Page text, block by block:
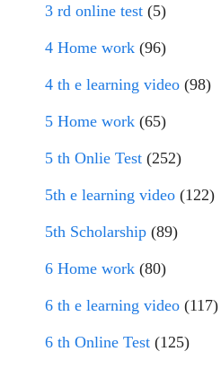
3 rd online test (5)
4 Home work (96)
4 th e learning video (98)
5 Home work (65)
5 th Onlie Test (252)
5th e learning video (122)
5th Scholarship (89)
6 Home work (80)
6 th e learning video (117)
6 th Online Test (125)